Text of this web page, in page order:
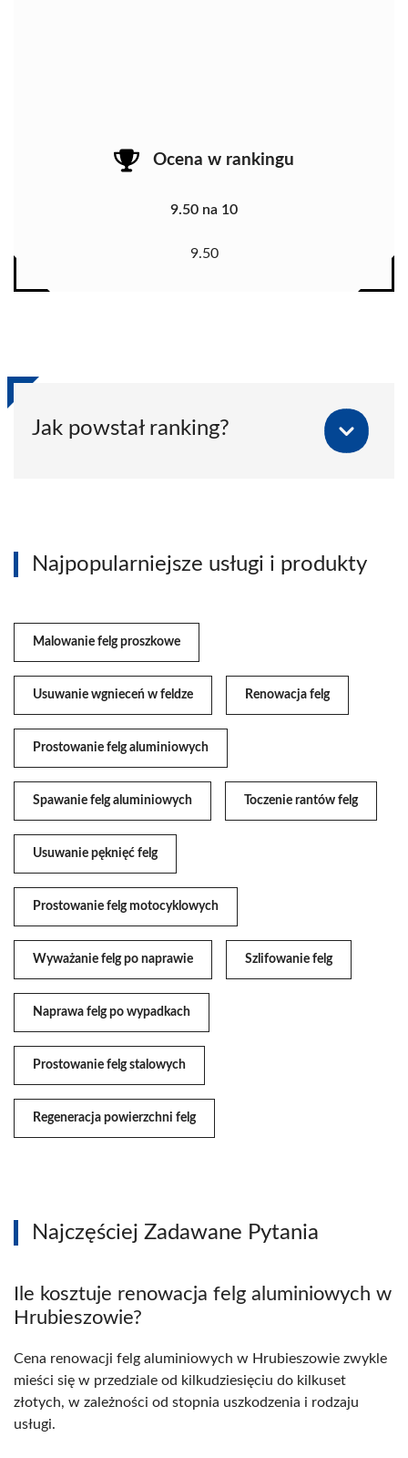
Ocena w rankingu
9.50 na 10
9.50
Jak powstał ranking?
Najpopularniejsze usługi i produkty
Malowanie felg proszkowe
Usuwanie wgnieceń w feldze Renowacja felg
Prostowanie felg aluminiowych
Spawanie felg aluminiowych Toczenie rantów felg
Usuwanie pęknięć felg
Prostowanie felg motocyklowych
Wyważanie felg po naprawie Szlifowanie felg
Naprawa felg po wypadkach
Prostowanie felg stalowych
Regeneracja powierzchni felg
Najczęściej Zadawane Pytania
Ile kosztuje renowacja felg aluminiowych w
Hrubieszowie?
Cena renowacji felg aluminiowych w Hrubieszowie zwykle
mieści się w przedziale od kilkudziesięciu do kilkuset
złotych, w zależności od stopnia uszkodzenia i rodzaju
usługi.